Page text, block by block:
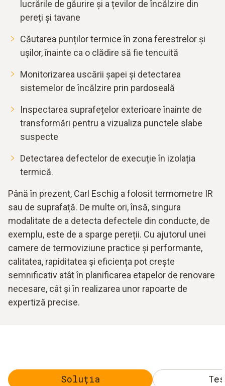
lucrările de găurire și a țevilor de încălzire din
pereți și tavane
Căutarea punților termice în zona ferestrelor și
ușilor, înainte ca o clădire să fie tencuită
Monitorizarea uscării șapei și detectarea
sistemelor de încălzire prin pardoseală
Inspectarea suprafețelor exterioare înainte de
transformări pentru a vizualiza punctele slabe
suspecte
Detectarea defectelor de execuție în izolația
termică.
Până în prezent, Carl Eschig a folosit termometre IR
sau de suprafață. De multe ori, însă, singura
modalitate de a detecta defectele din conducte, de
exemplu, este de a sparge pereții. Cu ajutorul unei
camere de termoviziune practice și performante,
calitatea, rapiditatea și eficiența pot crește
semnificativ atât în planificarea etapelor de renovare
necesare, cât și în realizarea unor rapoarte de
expertiză precise.
Soluția